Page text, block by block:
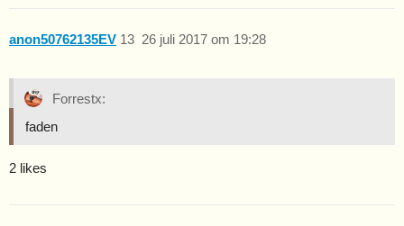
anon50762135EV 26 juli 2017 om 19:28
13
Forrestx:
faden
2 likes